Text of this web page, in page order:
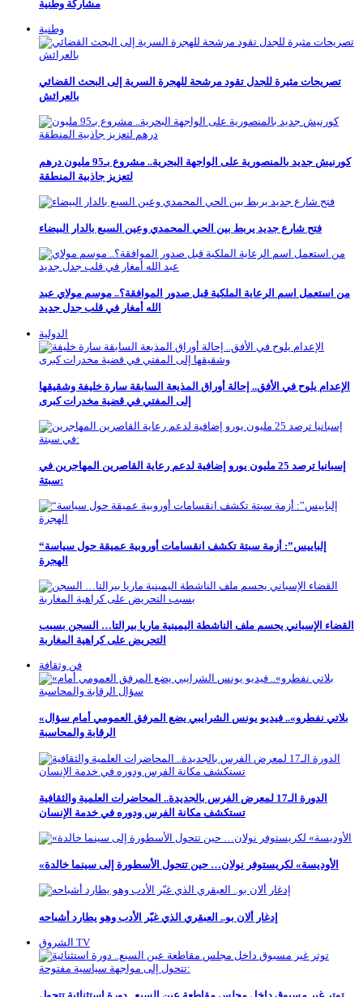
مشاركة وطنية
وطنية
تصريحات مثيرة للجدل تقود مرشحة للهجرة السرية إلى البحث القضائي
بالعرائش
كورنيش جديد بالمنصورية على الواجهة البحرية.. مشروع بـ95 مليون درهم
لتعزيز جاذبية المنطقة
فتح شارع جديد يربط بين الحي المحمدي وعين السبع بالدار البيضاء
من استعمل اسم الرعاية الملكية قبل صدور الموافقة؟.. موسم مولاي عبد
الله أمغار في قلب جدل جديد
الدولية
الإعدام يلوح في الأفق.. إحالة أوراق المذيعة السابقة سارة خليفة وشقيقها
إلى المفتي في قضية مخدرات كبرى
إسبانيا ترصد 25 مليون يورو إضافية لدعم رعاية القاصرين المهاجرين في
سبتة:
“إلباييس”: أزمة سبتة تكشف انقسامات أوروبية عميقة حول سياسة
الهجرة
القضاء الإسباني يحسم ملف الناشطة اليمينية ماريا بيرالتا… السجن بسبب
التحريض على كراهية المغاربة
فن وثقافة
«بلاتي نفطرو».. فيديو يونس الشرايبي يضع المرفق العمومي أمام سؤال
الرقابة والمحاسبة
الدورة الـ17 لمعرض الفرس بالجديدة.. المحاضرات العلمية والثقافية
تستكشف مكانة الفرس ودوره في خدمة الإنسان
«الأوديسة» لكريستوفر نولان… حين تتحول الأسطورة إلى سينما خالدة
إدغار ألان بو.. العبقري الذي غيّر الأدب وهو يطارد أشباحه
الشروق TV